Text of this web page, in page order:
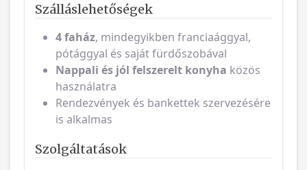
Szálláslehetőségek
4 faház, mindegyikben franciaággyal,
pótággyal és saját fürdőszobával
Nappali és jól felszerelt konyha közös
használatra
Rendezvények és bankettek szervezésére
is alkalmas
Szolgáltatások